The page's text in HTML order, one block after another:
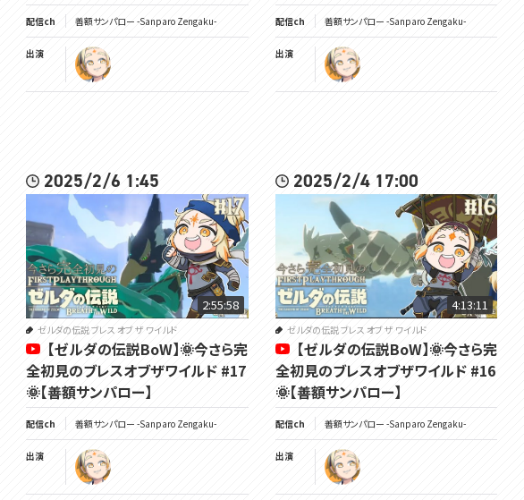
🌞VOMS公式ﾁｬﾝﾈｫｩ☟
https://youtube.com/@VOMS_Project
━━━━━━━━━━━━━━━━━━━━━━━━━━━━━━━
配信ch 善額サンパロー -Sanparo Zengaku-
出演
配信ch 善額サンパロー -Sanparo Zengaku-
出演
2025/2/6 1:45
2:55:58
ゼルダの伝説 ブレス オブ ザ ワイルド
【ゼルダの伝説BoW】🌞今さら完
全初見のブレスオブザワイルド #17
🌞【善額サンパロー】
配信ch 善額サンパロー -Sanparo Zengaku-
出演
2025/2/4 17:00
4:13:11
ゼルダの伝説 ブレス オブ ザ ワイルド
【ゼルダの伝説BoW】🌞今さら完
全初見のブレスオブザワイルド #16
🌞【善額サンパロー】
配信ch 善額サンパロー -Sanparo Zengaku-
出演